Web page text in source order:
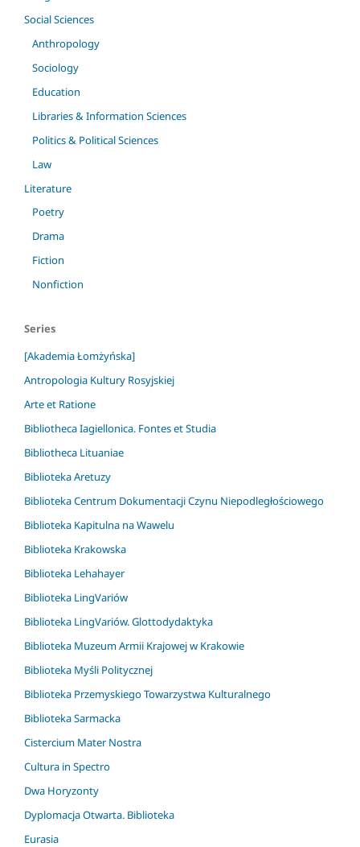
Social Sciences
Anthropology
Sociology
Education
Libraries & Information Sciences
Politics & Political Sciences
Law
Literature
Poetry
Drama
Fiction
Nonfiction
Series
[Akademia Łomżyńska]
Antropologia Kultury Rosyjskiej
Arte et Ratione
Bibliotheca Iagiellonica. Fontes et Studia
Bibliotheca Lituaniae
Biblioteka Aretuzy
Biblioteka Centrum Dokumentacji Czynu Niepodległościowego
Biblioteka Kapitulna na Wawelu
Biblioteka Krakowska
Biblioteka Lehahayer
Biblioteka LingVariów
Biblioteka LingVariów. Glottodydaktyka
Biblioteka Muzeum Armii Krajowej w Krakowie
Biblioteka Myśli Politycznej
Biblioteka Przemyskiego Towarzystwa Kulturalnego
Biblioteka Sarmacka
Cistercium Mater Nostra
Cultura in Spectro
Dwa Horyzonty
Dyplomacja Otwarta. Biblioteka
Eurasia